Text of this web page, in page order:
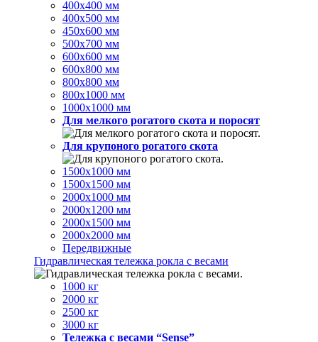
400х400 мм
400х500 мм
450х600 мм
500х700 мм
600х600 мм
600х800 мм
800х800 мм
800х1000 мм
1000х1000 мм
Для мелкого рогатого скота и поросят
Для крупоного рогатого скота
1500х1000 мм
1500х1500 мм
2000х1000 мм
2000х1200 мм
2000х1500 мм
2000х2000 мм
Передвижные
Гидравлическая тележка рокла с весами
1000 кг
2000 кг
2500 кг
3000 кг
Тележка с весами “Sense”